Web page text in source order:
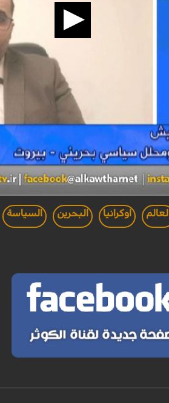
العالم اوكرانيا البحرين السياسة